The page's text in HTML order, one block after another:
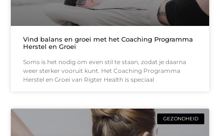
Vind balans en groei met het Coaching Programma
Herstel en Groei
Soms is het nodig om even stil te staan, zodat je daarna
weer sterker vooruit kunt. Het Coaching Programma
Herstel en Groei van Rigter Health is speciaal
GEZONDHEID